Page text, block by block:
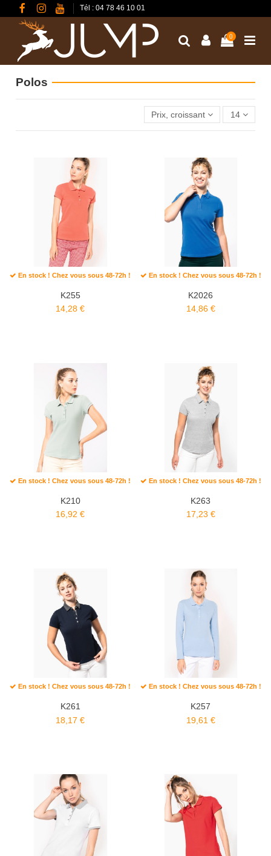
Tél : 04 78 46 10 01
0
Polos
Prix, croissant 14
En stock ! Chez vous sous 48-72h !
K255
14,28 €
En stock ! Chez vous sous 48-72h !
K2026
14,86 €
En stock ! Chez vous sous 48-72h !
K210
16,92 €
En stock ! Chez vous sous 48-72h !
K263
17,23 €
En stock ! Chez vous sous 48-72h !
K261
18,17 €
En stock ! Chez vous sous 48-72h !
K257
19,61 €